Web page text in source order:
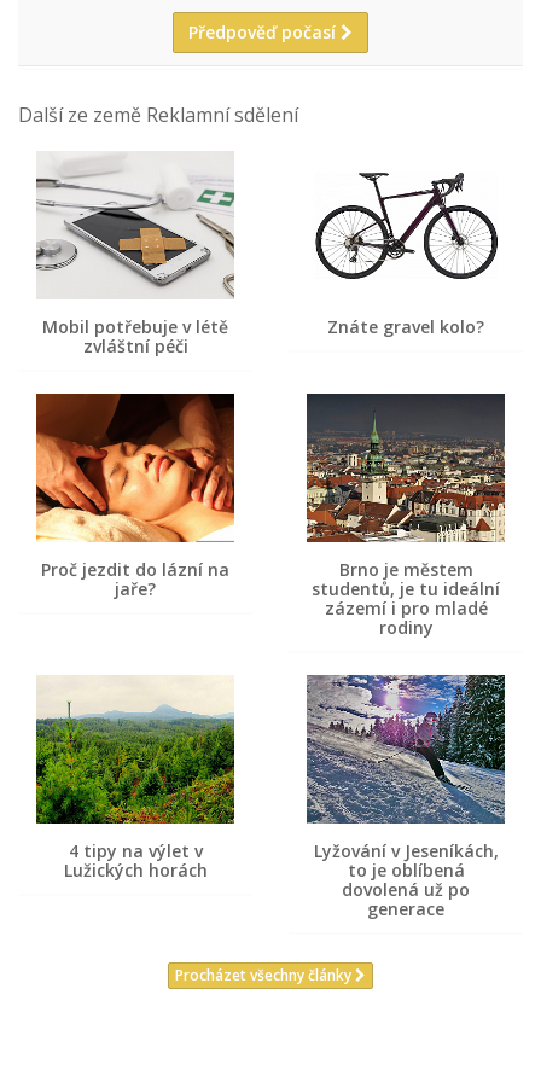
Předpověď počasí
Další ze země Reklamní sdělení
Mobil potřebuje v létě
zvláštní péči
Znáte gravel kolo?
Proč jezdit do lázní na
jaře?
Brno je městem
studentů, je tu ideální
zázemí i pro mladé
rodiny
4 tipy na výlet v
Lužických horách
Lyžování v Jeseníkách,
to je oblíbená
dovolená už po
generace
Procházet všechny články